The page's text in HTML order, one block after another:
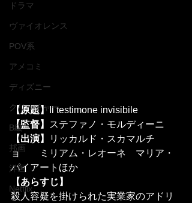
ドラマ
ヴァイオレンス
POV系
アメコミ
ディズニー
クリーチャー
B級
邦画
洋画
Netflix
【原題】Il testimone invisibile
【監督】
ステファノ・モルディーニ
【出演】
リッカルド・スカマルチ
ョ　　ミリアム・レオーネ　マリア・
パイアートほか
【あらすじ】
殺人容疑を掛けられた実業家のアドリ